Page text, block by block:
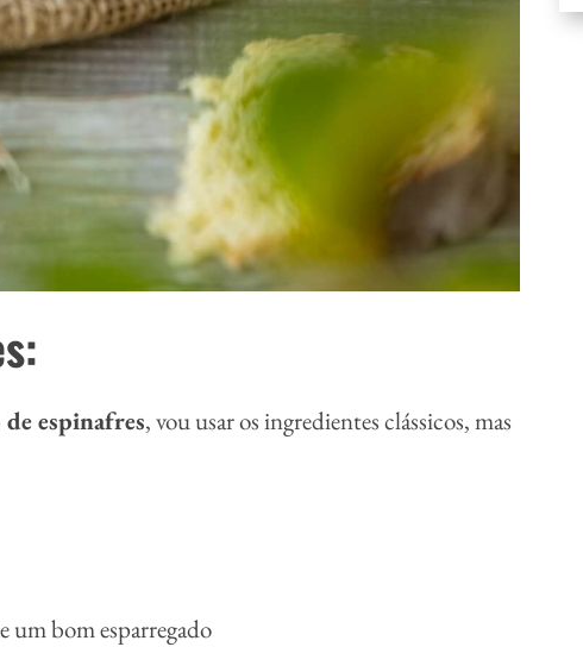
espinafres, vou usar os ingredientes clássicos, mas
um bom esparregado